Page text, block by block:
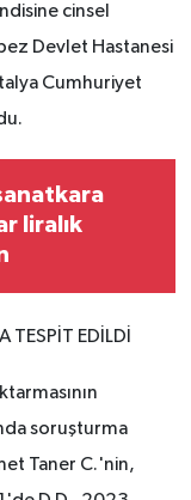
cinsel
Devlet Hastanesi
Cumhuriyet
liralık
TESPİT EDİLDİ
soruşturma
Taner C.'nin,